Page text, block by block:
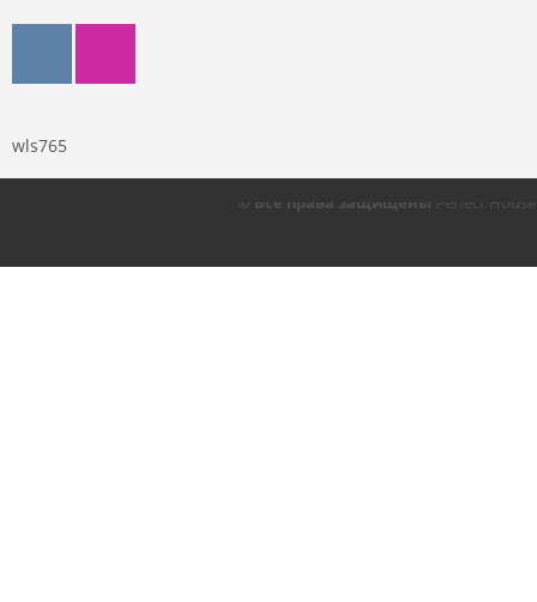
wls765
© Все права защищены Perfect